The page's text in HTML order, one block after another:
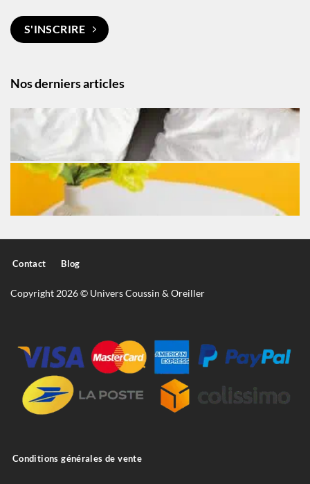
Nos derniers articles
S'INSCRIRE
Contact Blog
Copyright 2026 © Univers Coussin & Oreiller
Conditions générales de vente